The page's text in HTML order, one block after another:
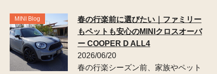
MINI Blog
春の行楽前に選びたい｜ファミリー
もペットも安心のMINIクロスオーバ
ー COOPER D ALL4
2026/06/20
春の行楽シーズン前、家族やペット